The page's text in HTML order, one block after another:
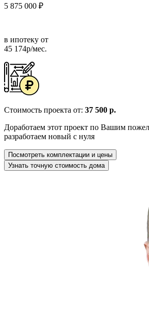
5 875 000 ₽
в ипотеку от
45 174р/мес.
Стоимость проекта от: 37 500 р.
Доработаем этот проект по Вашим
разработаем новый с нуля
Посмотреть комплектации и цены
Узнать точную стоимость дома